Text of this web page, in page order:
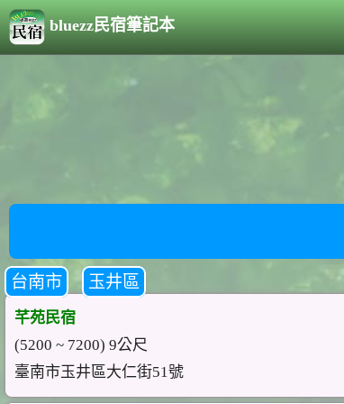
bluezz民宿筆記本
台南市 玉井區
芊苑民宿
(5200 ~ 7200) 9公尺
臺南市玉井區大仁街51號